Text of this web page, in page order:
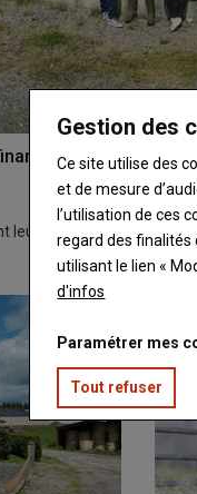
le portage
installation avec des
Gestion des
Ce site utilise des
et de mesure
l’utilisation de ces
regard des finalités
utilisant le lien «
d'infos
Paramétrer mes
Tout refuser